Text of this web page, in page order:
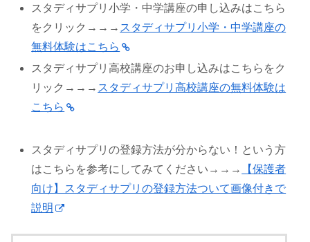
スタディサプリ小学・中学講座の申し込みはこちら
をクリック→→→ スタディサプリ小学・中学講座の
無料体験はこちら
スタディサプリ高校講座のお申し込みはこちらをク
リック→→→ スタディサプリ高校講座の無料体験は
こちら
スタディサプリの登録方法が分からない！という方
はこちらを参考にしてみてください→→→
【保護者
向け】スタディサプリの登録方法ついて画像付きで
説明